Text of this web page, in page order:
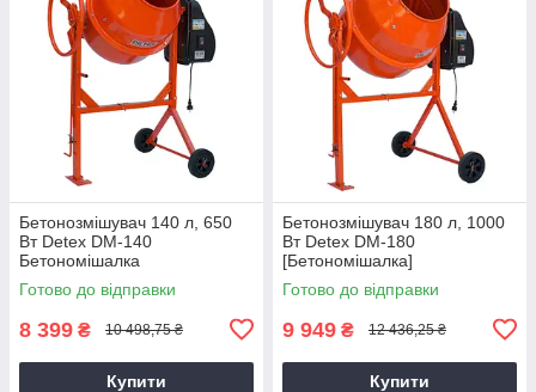
Бетонозмішувач 140 л, 650
Вт Detex DM-140
Бетономішалка
Готово до відправки
8 399 ₴ 10 498,75 ₴
Купити
Бетонозмішувач 180 л, 1000
Вт Detex DM-180
[Бетономішалка]
Готово до відправки
9 949 ₴ 12 436,25 ₴
Купити